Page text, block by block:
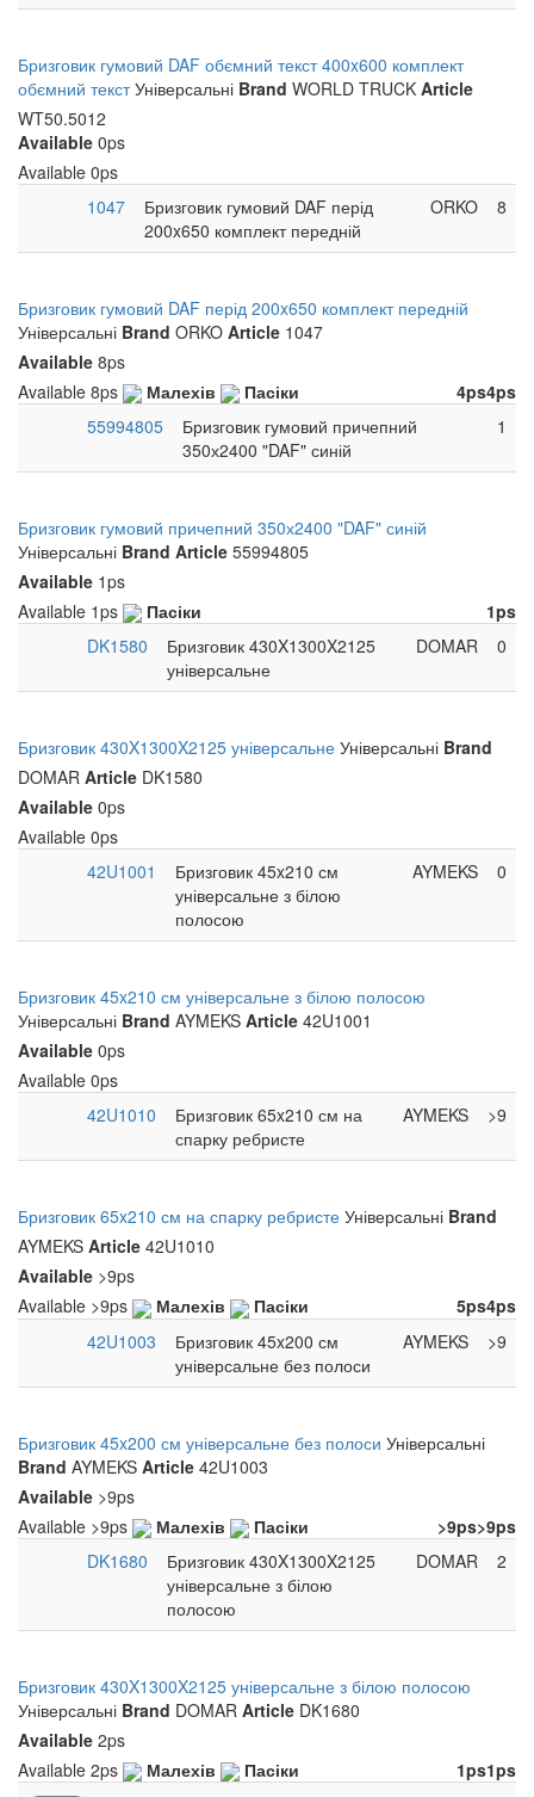
Бризговик гумовий DAF обємний текст 400x600 комплект
обємний текстУніверсальні Brand WORLD TRUCK Article
WT50.5012
Available 0ps
Available 0ps
1047
Бризговик гумовий DAF перід
200x650 комплект передній
ORKO 8
Бризговик гумовий DAF перід 200x650 комплект передній
Універсальні Brand ORKO Article 1047
Available 8ps
Available 8ps Малехів 4ps
Пасіки
4ps
55994805
Бризговик гумовий причепний
350х2400 "DAF" синій
1
Бризговик гумовий причепний 350х2400 "DAF" синій
Універсальні Brand Article 55994805
Available 1ps
Available 1ps Пасіки
1ps
DK1580
Бризговик 430X1300X2125
універсальне
DOMAR 0
Бризговик 430X1300X2125 універсальне Універсальні Brand
DOMAR Article DK1580
Available 0ps
Available 0ps
42U1001
Бризговик 45x210 см
універсальне з білою
полосою
AYMEKS 0
Бризговик 45x210 см універсальне з білою полосою
Універсальні Brand AYMEKS Article 42U1001
Available 0ps
Available 0ps
42U1010
Бризговик 65x210 см на
спарку ребристе
AYMEKS >9
Бризговик 65x210 см на спарку ребристе Універсальні Brand
AYMEKS Article 42U1010
Available >9ps
Available >9ps Малехів 4ps
Пасіки
5ps
42U1003
Бризговик 45x200 см
універсальне без полоси
AYMEKS >9
Бризговик 45x200 см універсальне без полоси Універсальні
Brand AYMEKS Article 42U1003
Available >9ps
Available >9ps Малехів >9ps
Пасіки
>9ps
DK1680
Бризговик 430X1300X2125
універсальне з білою
полосою
DOMAR 2
Бризговик 430X1300X2125 універсальне з білою полосою
Універсальні Brand DOMAR Article DK1680
Available 2ps
Available 2ps Малехів 1ps
Пасіки 1ps